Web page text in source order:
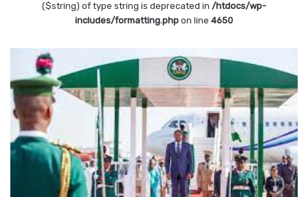
($string) of type string is deprecated in /htdocs/wp-
includes/formatting.php on line 4650